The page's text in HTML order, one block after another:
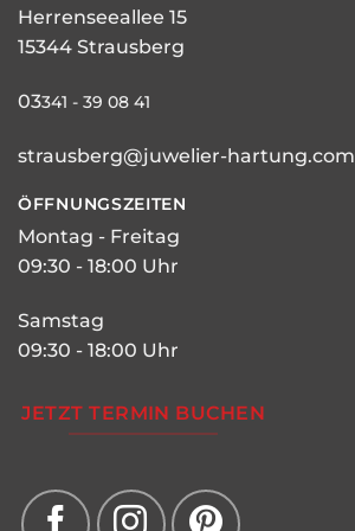
Herrenseeallee 15
15344 Strausberg
03341 - 39 08 41
strausberg@juwelier-hartung.com
ÖFFNUNGSZEITEN
Montag - Freitag
09:30 - 18:00 Uhr
Samstag
09:30 - 18:00 Uhr
JETZT TERMIN BUCHEN